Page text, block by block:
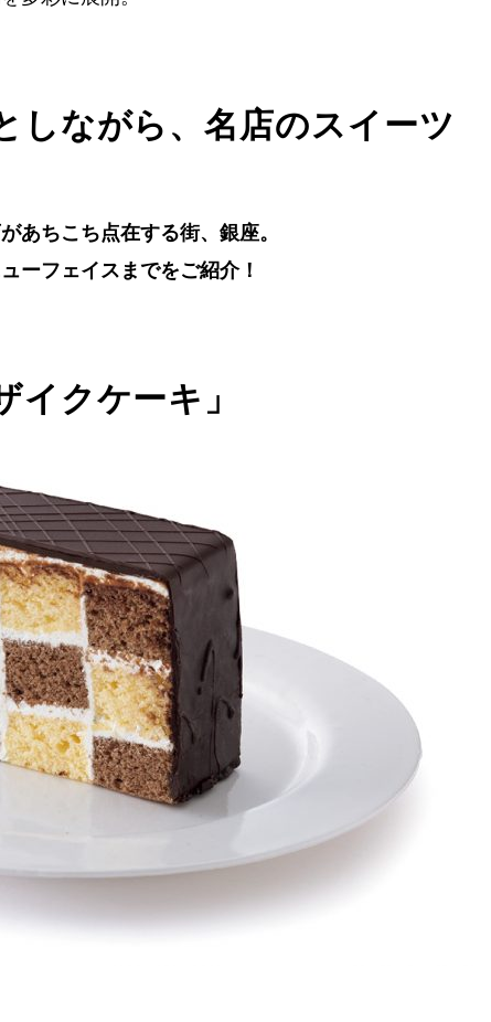
しながら、名店のスイーツ
あちこち点在する街、銀座。
ーフェイスまでをご紹介！
クケーキ」